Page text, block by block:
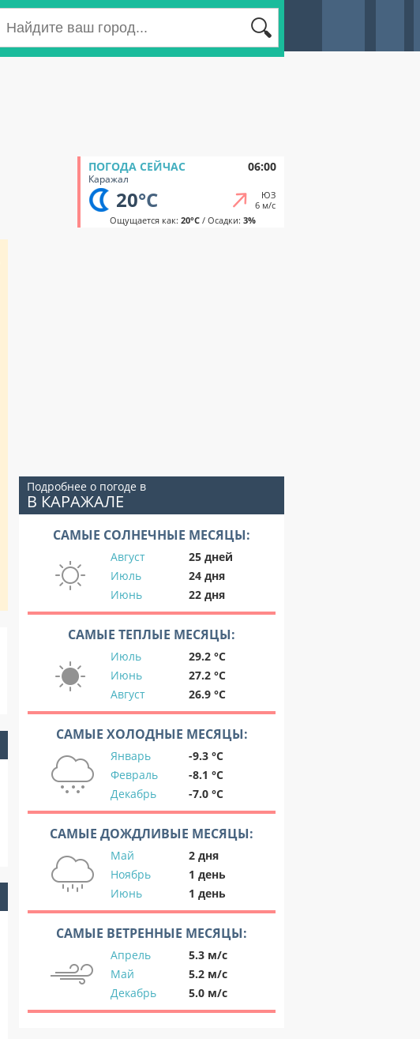
ПОГОДА СЕЙЧАС 06:00
Каражал
20°C
ЮЗ
6 м/с
Ощущается как: 20°C/ Осадки: 3%
Подробнее о погоде в
В КАРАЖАЛЕ
САМЫЕ СОЛНЕЧНЫЕ МЕСЯЦЫ:
Август
25 дней
Июль
24 дня
Июнь
22 дня
САМЫЕ ТЕПЛЫЕ МЕСЯЦЫ:
Июль
29.2 °C
Июнь
27.2 °C
Август
26.9 °C
САМЫЕ ХОЛОДНЫЕ МЕСЯЦЫ:
Январь
-9.3 °C
Февраль
-8.1 °C
Декабрь
-7.0 °C
САМЫЕ ДОЖДЛИВЫЕ МЕСЯЦЫ:
Май
2 дня
Ноябрь
1 день
Июнь
1 день
САМЫЕ ВЕТРЕННЫЕ МЕСЯЦЫ:
Апрель
5.3 м/с
Май
5.2 м/с
Декабрь
5.0 м/с